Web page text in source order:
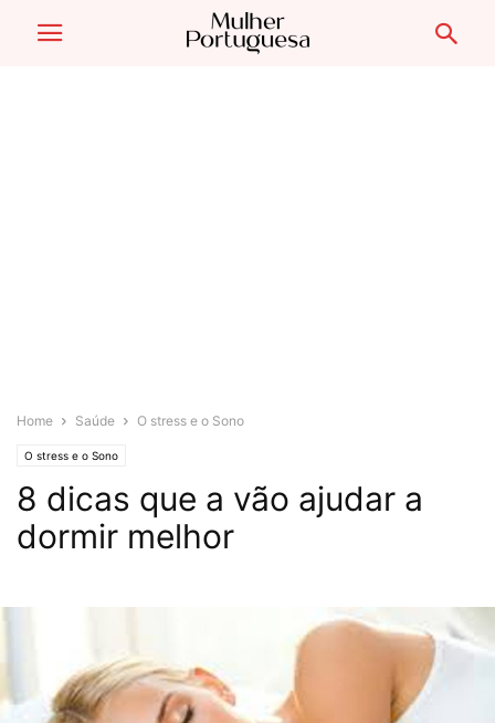
Home Saúde O stress e o Sono
O stress e o Sono
8 dicas que a vão ajudar a
dormir melhor